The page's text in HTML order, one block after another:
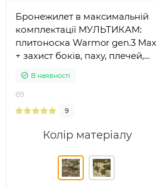
Бронежилет в максимальній
комплектації МУЛЬТИКАМ:
плитоноска Warmor gen.3 Max
+ захист боків, паху, плечей,
пластини 6 класу захисту ДСТУ
В наявності
69
9
Колір матеріалу